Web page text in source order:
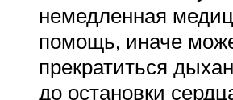
немедленная
помощь, иначе
прекратиться
до остановки